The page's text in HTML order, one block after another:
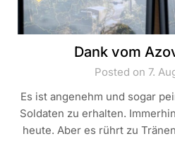
Dank vom
Posted on 7.
Es ist angenehm und sogar
Soldaten zu erhalten.
heute. Aber es rührt zu